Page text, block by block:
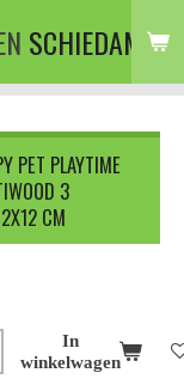
SCHIEDAM
PET PLAYTIME
3
CM
In
winkelwagen